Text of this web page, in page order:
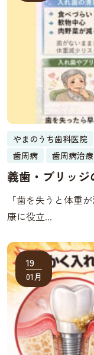
やまのうち歯科医院
歯周病
歯周病治療
義歯・ブリッ
する？歯を失
関係
「歯を失うと体重
康に役立...
19
01月